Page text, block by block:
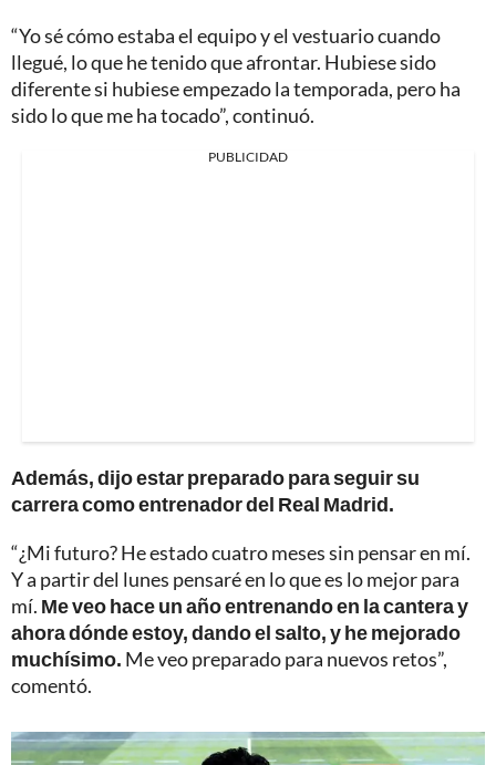
“Yo sé cómo estaba el equipo y el vestuario cuando
llegué, lo que he tenido que afrontar. Hubiese sido
diferente si hubiese empezado la temporada, pero ha
sido lo que me ha tocado”, continuó.
PUBLICIDAD
Además, dijo estar preparado para seguir su
carrera como entrenador del Real Madrid.
“¿Mi futuro? He estado cuatro meses sin pensar en mí.
Y a partir del lunes pensaré en lo que es lo mejor para
mí. Me veo hace un año entrenando en la cantera y
ahora dónde estoy, dando el salto, y he mejorado
muchísimo. Me veo preparado para nuevos retos”,
comentó.